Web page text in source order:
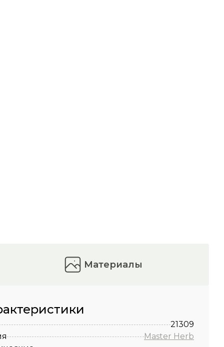
материалы
21309
Master Herb